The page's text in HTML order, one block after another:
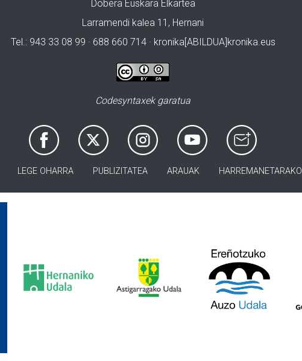
Dobera Euskara Elkartea
Larramendi kalea 11, Hernani
Tel.: 943 33 08 99 · 688 660 714 · kronika[ABILDUA]kronika.eus
Codesyntaxek garatua
LEGE OHARRA PUBLIZITATEA ARAUAK HARREMANETARAKO